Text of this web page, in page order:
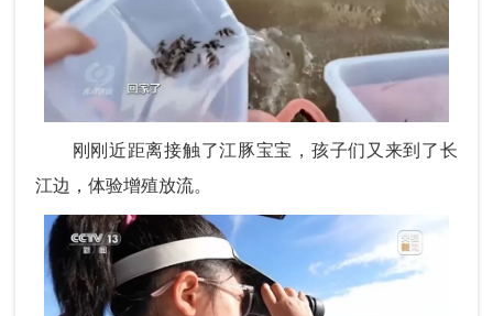
刚刚近距离接触了江豚宝宝，孩子们又来到了长
江边，体验增殖放流。